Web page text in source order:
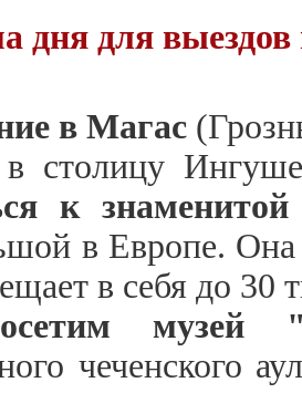
дня для выездов
в Магас
столицу
к
в Европе.
в себя до 30
музей
чеченского